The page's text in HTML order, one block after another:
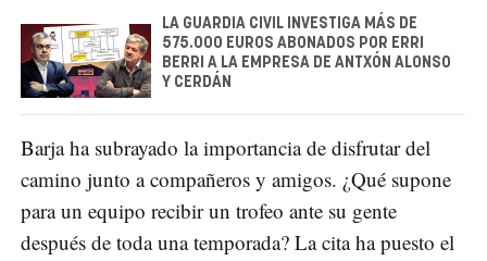
LA GUARDIA CIVIL INVESTIGA MÁS DE
575.000 EUROS ABONADOS POR ERRI
BERRI A LA EMPRESA DE ANTXÓN ALONSO
Y CERDÁN
Barja ha subrayado la importancia de disfrutar del
camino junto a compañeros y amigos. ¿Qué supone
para un equipo recibir un trofeo ante su gente
después de toda una temporada? La cita ha puesto el